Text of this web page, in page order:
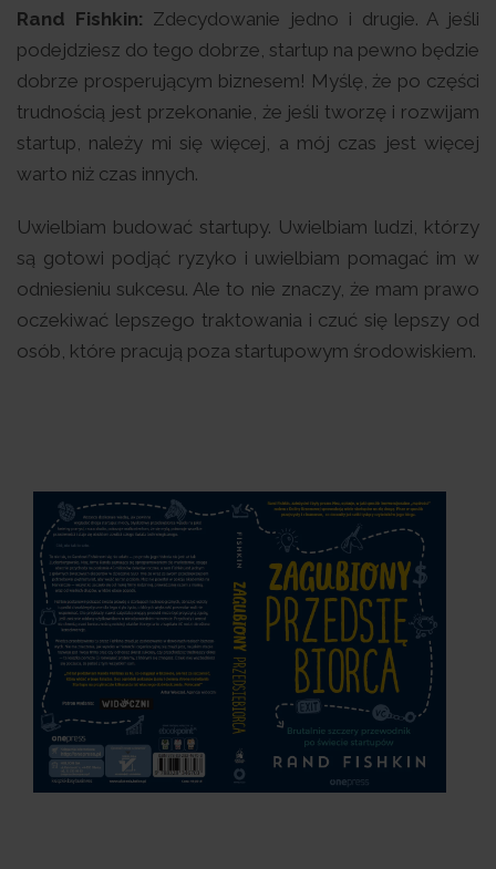
Rand Fishkin: Zdecydowanie jedno i drugie. A jeśli
podejdziesz do tego dobrze, startup na pewno będzie
dobrze prosperującym biznesem! Myślę, że po części
trudnością jest przekonanie, że jeśli tworzę i rozwijam
startup, należy mi się więcej, a mój czas jest więcej
warto niż czas innych.
Uwielbiam budować startupy. Uwielbiam ludzi, którzy
są gotowi podjąć ryzyko i uwielbiam pomagać im w
odniesieniu sukcesu. Ale to nie znaczy, że mam prawo
oczekiwać lepszego traktowania i czuć się lepszy od
osób, które pracują poza startupowym środowiskiem.